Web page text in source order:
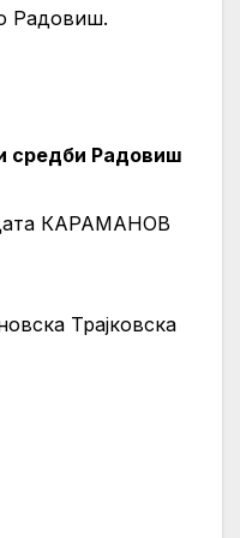
Радовиш.
средби Радовиш
КАРАМАНОВ
Трајковска